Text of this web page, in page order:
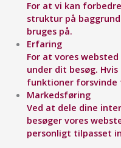
For at vi kan
struktur på
bruges på.
Erfaring
For at vores
under dit besøg.
funktioner forsvinde
Markedsføring
Ved at dele dine
besøger vores
personligt tilpasset